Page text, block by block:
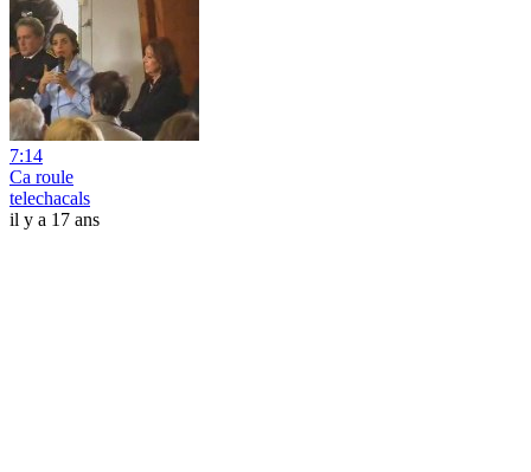
7:14
Ca roule
telechacals
il y a 17 ans